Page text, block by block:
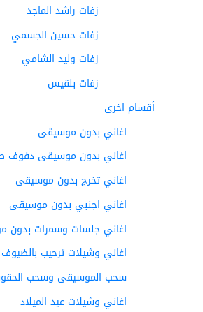
زفات راشد الماجد
زفات حسين الجسمي
زفات وليد الشامي
زفات بلقيس
أقسام اخرى
اغاني بدون موسيقى
اغاني بدون موسيقى دفوف
اغاني تخرج بدون موسيقى
اغاني اجنبي بدون موسيقى
اغاني جلسات وسمرات بدون
اغاني وشيلات ترحيب بالضيوف
سحب الموسيقى وسحب الحقوق
اغاني وشيلات عيد الميلاد